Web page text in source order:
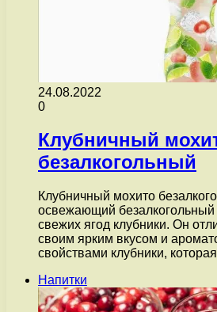
24.08.2022
0
Клубничный
безалкогольный
Клубничный мохито
освежающий безалкогольный
свежих ягод клубники. Он
своим ярким вкусом и
свойствами клубники,
Напитки